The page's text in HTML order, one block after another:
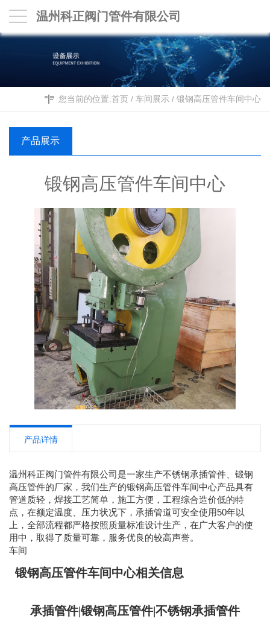
温州科正阀门管件有限公司
您当前的位置:首页 / 车间展示 / 锻钢高压管件车间中心
产品展示
锻钢高压管件车间中心
产品详情
温州科正阀门管件有限公司是一家生产不锈钢承插管件、锻钢
高压管件的厂家，我们生产的锻钢高压管件车间中心产品具有
管道质轻，焊接工艺简单，施工方便，工程综合造价低的特
点，在额定温度、压力状况下，承插管道可安全使用50年以
上，全部流程都严格按照质量标准设计生产，在广大客户的使
用中，取得了质量可靠，服务优良的较高声誉。
车间
锻钢高压管件车间中心相关信息
承插管件|锻钢高压管件|不锈钢承插管件